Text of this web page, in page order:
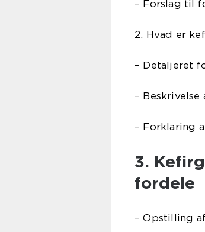
– Forslag til
2. Hvad er
– Detaljeret
–
– Forklaring
3.
fordele
– Opstilling